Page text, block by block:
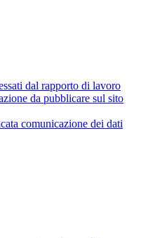
dal rapporto di lavoro
da pubblicare sul sito
comunicazione dei dati